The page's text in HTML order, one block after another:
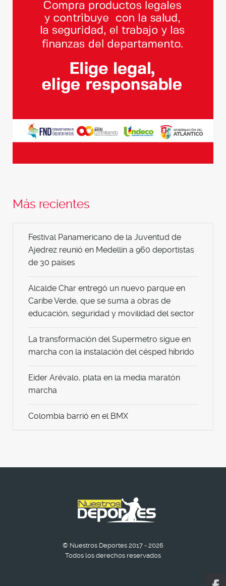
Más recientes
Festival Panamericano de la Juventud de
Ajedrez reunió en Medellín a 960 deportistas
de 30 países
Alcalde Char entregó un nuevo parque en
Caribe Verde, que se suma a obras de
educación, seguridad y movilidad del sector
La transformación del Supermetro sigue en
marcha con la instalación del césped híbrido
Eider Arévalo, plata en la media maratón
marcha
Colombia barrió en el BMX
© Nuestros Deportes 2017 - 2026
Todos los derechos reservados